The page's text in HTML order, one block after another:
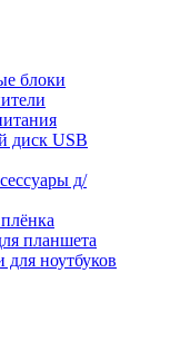
блоки
диск USB
д/
планшета
ноутбуков